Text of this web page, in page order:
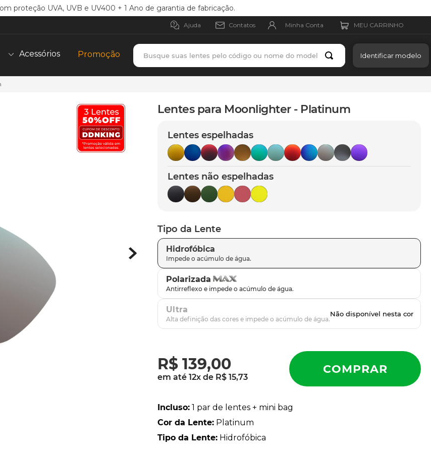
proteção UVA, UVB e UV400 + 1 Ano de garantia de fabricação.
Ajuda Contatos Minha Conta
Acessórios Promoção
Busque suas lentes pelo código ou nome do modelo
Identificar modelo
Lentes para Moonlighter - Platinum
Lentes espelhadas
Lentes não espelhadas
Tipo da Lente
Hidrofóbica
Polarizada
Ultra
R$ 139,00
em até12x de R$ 15,73
Incluso: 1 par de lentes + mini bag
Cor da Lente: Platinum
Tipo da Lente: Hidrofóbica
parafusos
gascan